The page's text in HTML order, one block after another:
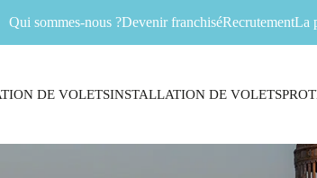
Qui sommes-nous ?Devenir franchiséRecrutementLa
DE VOLETSINSTALLATION DE VOLETS